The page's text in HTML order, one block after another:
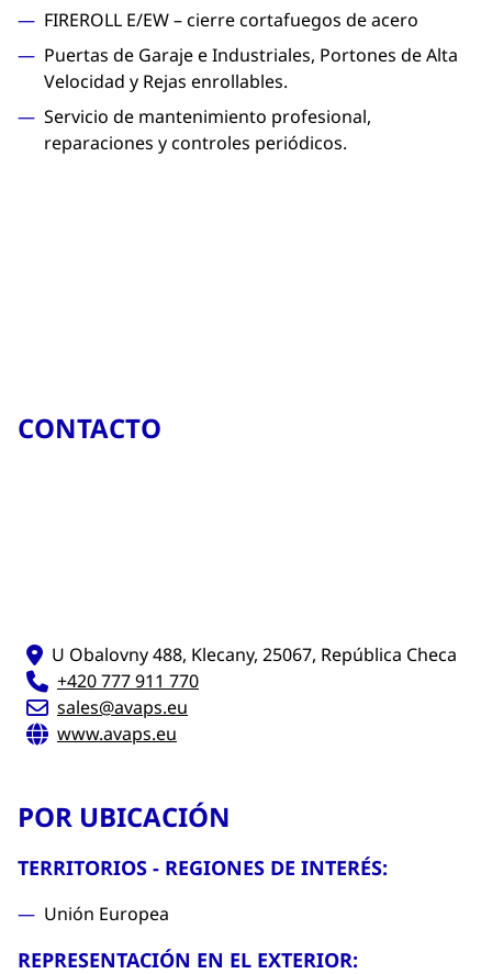
FIREROLL E/EW – cierre cortafuegos de acero
Puertas de Garaje e Industriales, Portones de Alta
Velocidad y Rejas enrollables.
Servicio de mantenimiento profesional,
reparaciones y controles periódicos.
CONTACTO
U Obalovny 488, Klecany, 25067, República Checa
+420 777 911 770
sales@avaps.eu
www.avaps.eu
POR UBICACIÓN
TERRITORIOS - REGIONES DE INTERÉS:
Unión Europea
REPRESENTACIÓN EN EL EXTERIOR: